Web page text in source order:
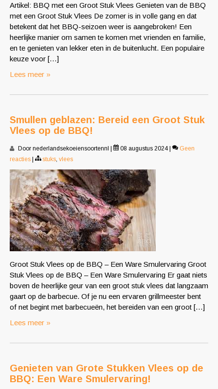
Artikel: BBQ met een Groot Stuk Vlees Genieten van de BBQ
met een Groot Stuk Vlees De zomer is in volle gang en dat
betekent dat het BBQ-seizoen weer is aangebroken! Een
heerlijke manier om samen te komen met vrienden en familie,
en te genieten van lekker eten in de buitenlucht. Een populaire
keuze voor […]
Lees meer »
Smullen geblazen: Bereid een Groot Stuk
Vlees op de BBQ!
Door nederlandsekoeiensoortennl 08 augustus 2024
Geen
reacties
stuks, vlees
Groot Stuk Vlees op de BBQ – Een Ware Smulervaring Groot
Stuk Vlees op de BBQ – Een Ware Smulervaring Er gaat niets
boven de heerlijke geur van een groot stuk vlees dat langzaam
gaart op de barbecue. Of je nu een ervaren grillmeester bent
of net begint met barbecueën, het bereiden van een groot […]
Lees meer »
Genieten van Grote Stukken Vlees op de
BBQ: Een Ware Smulervaring!